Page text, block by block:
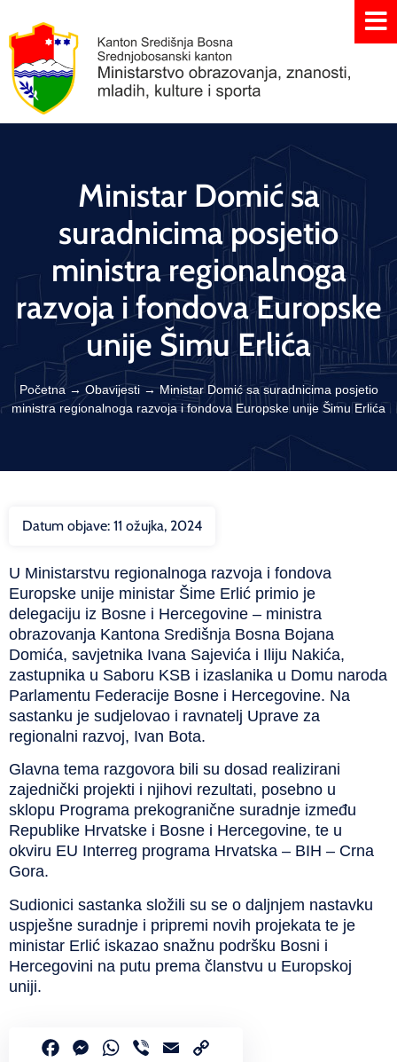
Ministar Domić sa
suradnicima posjetio
ministra regionalnoga
razvoja i fondova Europske
unije Šimu Erlića
Početna→ Obavijesti→Ministar Domić sa suradnicima posjetio
ministra regionalnoga razvoja i fondova Europske unije Šimu Erlića
Datum objave: 11 ožujka, 2024
U Ministarstvu regionalnoga razvoja i fondova
Europske unije ministar Šime Erlić primio je
delegaciju iz Bosne i Hercegovine – ministra
obrazovanja Kantona Središnja Bosna Bojana
Domića, savjetnika Ivana Sajevića i Iliju Nakića,
zastupnika u Saboru KSB i izaslanika u Domu naroda
Parlamentu Federacije Bosne i Hercegovine. Na
sastanku je sudjelovao i ravnatelj Uprave za
regionalni razvoj, Ivan Bota.
Glavna tema razgovora bili su dosad realizirani
zajednički projekti i njihovi rezultati, posebno u
sklopu Programa prekogranične suradnje između
Republike Hrvatske i Bosne i Hercegovine, te u
okviru EU Interreg programa Hrvatska – BIH – Crna
Gora.
Sudionici sastanka složili su se o daljnjem nastavku
uspješne suradnje i pripremi novih projekata te je
ministar Erlić iskazao snažnu podršku Bosni i
Hercegovini na putu prema članstvu u Europskoj
uniji.
FacebookMessenger
WhatsApp
Viber Email